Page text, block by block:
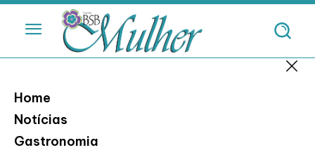
Home
Notícias
Gastronomia